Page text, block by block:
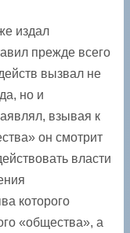
издал
прежде всего
вызвал не
но и
взывая к
он смотрит
власти
которого
«общества», а